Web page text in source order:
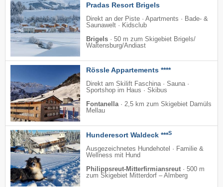
Pradas Resort Brigels
Direkt an der Piste · Apartments · Bade- &
Saunawelt · Kidsclub
Brigels · 50 m zum Skigebiet Brigels/​
Waltensburg/​Andiast
Rössle Appartements ****
Direkt am Skilift Faschina · Sauna ·
Sportshop im Haus · Skibus
Fontanella · 2,5 km zum Skigebiet Damüls
Mellau
Hunderesort Waldeck ***S
Ausgezeichnetes Hundehotel · Familie &
Wellness mit Hund
Philippsreut-Mitterfirmiansreut · 500 m
zum Skigebiet Mitterdorf – Almberg